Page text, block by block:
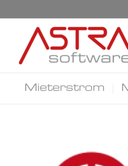
Mieterstrom